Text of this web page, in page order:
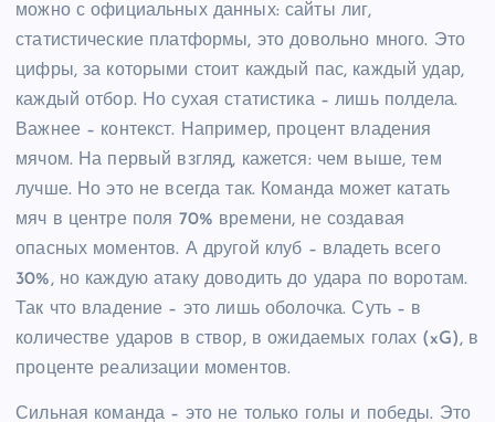
можно с официальных данных: сайты лиг,
статистические платформы, это довольно много. Это
цифры, за которыми стоит каждый пас, каждый удар,
каждый отбор. Но сухая статистика – лишь полдела.
Важнее – контекст. Например, процент владения
мячом. На первый взгляд, кажется: чем выше, тем
лучше. Но это не всегда так. Команда может катать
мяч в центре поля 70% времени, не создавая
опасных моментов. А другой клуб – владеть всего
30%, но каждую атаку доводить до удара по воротам.
Так что владение – это лишь оболочка. Суть – в
количестве ударов в створ, в ожидаемых голах (xG), в
проценте реализации моментов.
Сильная команда – это не только голы и победы. Это